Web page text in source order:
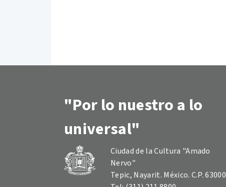
"Por lo nuestro a lo
universal"
Ciudad de la Cultura "Amado
Nervo"
Tepic, Nayarit. México. C.P. 63000